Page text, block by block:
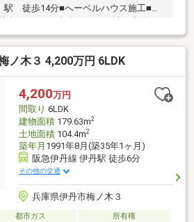
駅 徒歩14分■へーベルハウス施工■建
や1階収納部屋など収納スペースが豊
公園が多数あり、生活環境が充実し
ースがあり、お子様が自由に遊べる
明点・ご質問等ございましたら、お気
森）までお問い合わせください！
919-930）
ノ木３ 4,200万円 6LDK
4,200万円
間取り 6LDK
建物面積179.63m2
土地面積104.4m2
築年月 1991年8月(築35年1ヶ月)
阪急伊丹線 伊丹駅 徒歩6分
その他の交通
兵庫県伊丹市梅ノ木３
都市ガス 所有権